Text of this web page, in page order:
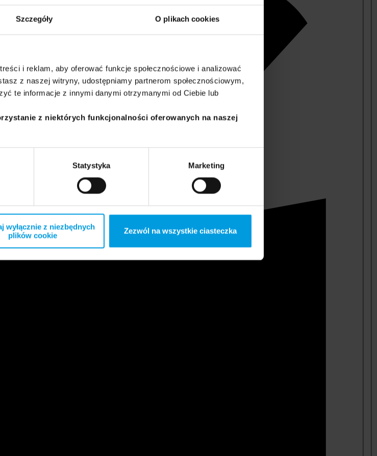
Szczegóły O plikach cookies
i reklam, aby oferować funkcje społecznościowe i analizować
z naszej witryny, udostępniamy partnerom społecznościowym,
te informacje z innymi danymi otrzymanymi od Ciebie lub
z niektórych funkcjonalności oferowanych na naszej
Statystyka Marketing
wyłącznie z niezbędnych
plików cookie
Zezwól na wszystkie ciasteczka